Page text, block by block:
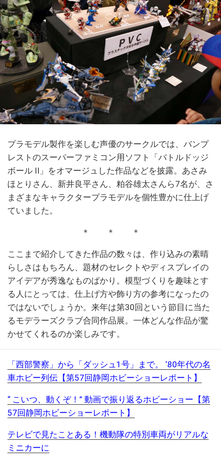
プラモデル製作を楽しむ声優のサークルでは、バンプ
レストのスーパーファミコン用ソフト「バトルドッジ
ボール II」をオマージュした作品などを披露。あさみ
ほとりさん、新井良平さん、粕谷雄太さんら7名が、さ
まざまなキャラクタープラモデルを個性豊かに仕上げ
ていました。
＊ ＊ ＊
ここまで紹介してきた作品の数々は、作り込みの素晴
らしさはもちろん、題材のセレクトやディスプレイの
アイデアが秀逸なものばかり。模型づくりを趣味とす
る人にとっては、仕上げ方や飾り方の参考になったの
ではないでしょうか。来年は第30回という節目に当た
るモデラーズクラブ合同作品展。一体どんな作品が驚
かせてくれるのか楽しみです。
「西部警察」から「ダッシュ1号」まで。 ‘80年代の名
車ホビー列伝【第57回静岡ホビーショーレポート】
“ こいつ、動くぞ！” 動画で振り返るホビーショー【第
57回静岡ホビーショーレポート】
テレビで見たことある！機動隊の特別車両がリアルな
ミニカーに